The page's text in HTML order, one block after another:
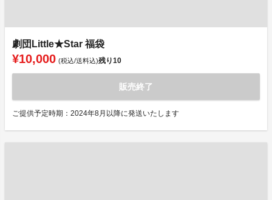
劇団Little★Star 福袋
¥10,000 (税込/送料込)残り10
販売終了
ご提供予定時期：2024年8月以降に発送いたします